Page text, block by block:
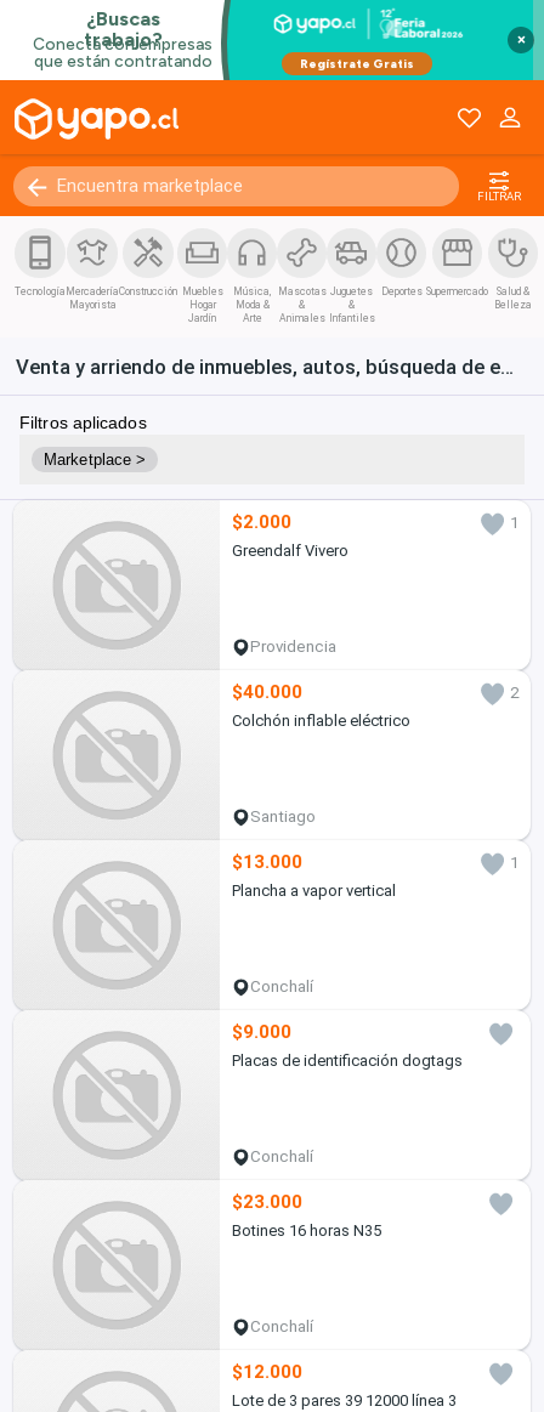
×
FILTRAR
Tecnología Mercadería
Mayorista
Construcción Muebles
Hogar
Jardín
Música,
Moda &
Arte
Mascotas
&
Animales
Juguetes
&
Infantiles
Deportes Supermercado
Salud &
Belleza
Venta y arriendo de inmuebles, autos, búsqueda de empleo y bienes de consumo en Chile
Filtros aplicados
Marketplace >
$2.000
1
Greendalf Vivero
Providencia
$40.000
2
Colchón inflable eléctrico
Santiago
$13.000
1
Plancha a vapor vertical
Conchalí
$9.000
Placas de identificación dogtags
Conchalí
$23.000
Botines 16 horas N35
Conchalí
$12.000
Lote de 3 pares 39 12000 línea 3